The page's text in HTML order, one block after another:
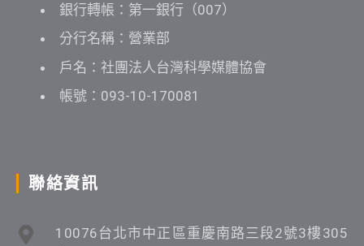
銀行轉帳：第一銀行（007）
分行名稱：營業部
戶名：社團法人台灣科學媒體協會
帳號：093-10-170081
聯絡資訊
10076台北市中正區重慶南路三段2號3樓305